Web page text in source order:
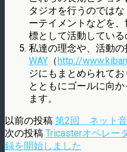
タジオを行うのでは
ーテイメントなどを
標として活動している
私達の理念や、活動の
WAY （http://
ジにもまとめられて
とともにゴールに向
ます。
以前の投稿 第2回 ネット
次の投稿 Tricasterオペレー
録を開始しました